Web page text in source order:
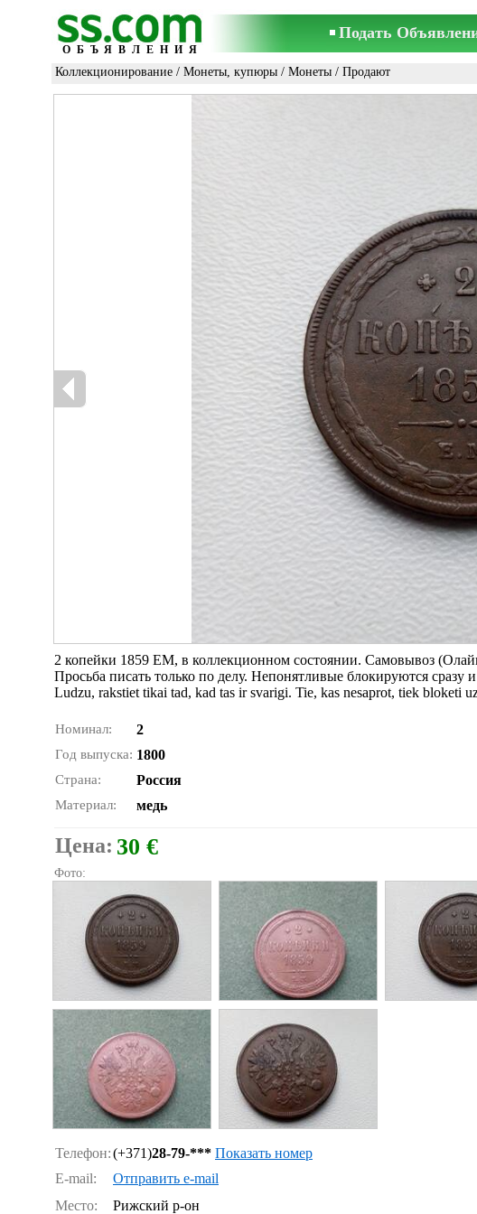
ОБЪЯВЛЕНИЯ
Подать
Коллекционирование / Монеты, купюры / Монеты / Продают
2 копейки 1859 ЕМ, в коллекционном состоянии. Самовывоз
Просьба писать только по делу. Непонятливые блокируются сразу и
Ludzu, rakstiet tikai tad, kad tas ir svarigi. Tie, kas nesaprot, tiek bloketi
Номинал: 2
Год выпуска: 1800
Страна: Россия
Материал: медь
Цена: 30 €
Фото:
Телефон:(+371)28-79-*** Показать номер
E-mail: Отправить e-mail
Место: Рижский р-он